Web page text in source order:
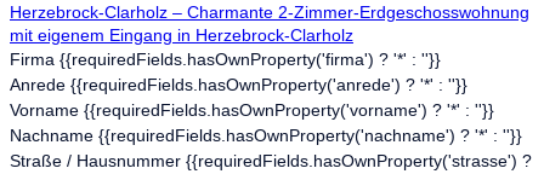
Herzebrock-Clarholz – Charmante 2-Zimmer-Erdgeschosswohnung
mit eigenem Eingang in Herzebrock-Clarholz
Firma {{requiredFields.hasOwnProperty('firma') ? '*' : ''}}
Anrede {{requiredFields.hasOwnProperty('anrede') ? '*' : ''}}
Vorname {{requiredFields.hasOwnProperty('vorname') ? '*' : ''}}
Nachname {{requiredFields.hasOwnProperty('nachname') ? '*' : ''}}
Straße / Hausnummer {{requiredFields.hasOwnProperty('strasse') ?